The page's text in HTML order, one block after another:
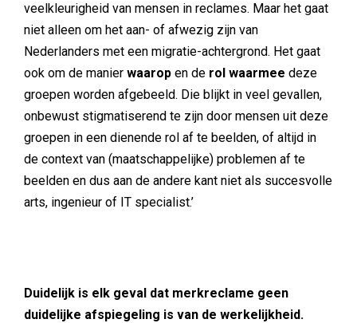
veelkleurigheid van mensen in reclames. Maar het gaat
niet alleen om het aan- of afwezig zijn van
Nederlanders met een migratie-achtergrond. Het gaat
ook om de manier waarop en de rol waarmee deze
groepen worden afgebeeld. Die blijkt in veel gevallen,
onbewust stigmatiserend te zijn door mensen uit deze
groepen in een dienende rol af te beelden, of altijd in
de context van (maatschappelijke) problemen af te
beelden en dus aan de andere kant niet als succesvolle
arts, ingenieur of IT specialist.’
Duidelijk is elk geval dat merkreclame geen
duidelijke afspiegeling is van de werkelijkheid.